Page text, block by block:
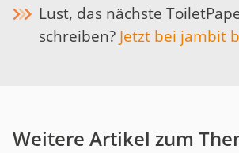
Lust, das nächste
schreiben? Jetzt bei jambit
Weitere Artikel zum